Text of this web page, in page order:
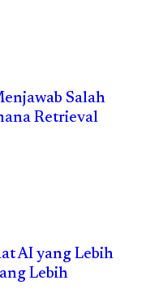
Salah
Retrieval
AI yang Lebih
Lebih